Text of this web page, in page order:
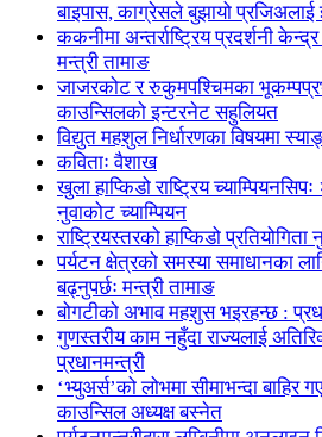
बाइपास, काग्रेसले बुझायो प्रजिअलाई
ककनीमा अन्तर्राष्ट्रिय प्रदर्शनी
मन्त्री तामाङ
जाजरकोट र रुकुमपश्चिमका
काउन्सिलको इन्टरनेट सहुलियत
विद्युत महशुल निर्धारणका विषयमा
कविताः वैशाख
खुला हाप्किडो राष्ट्रिय
नुवाकोट च्याम्पियन
राष्ट्रियस्तरको हाप्किडो
पर्यटन क्षेत्रको समस्या समाधानका
बढ्नुपर्छः मन्त्री तामाङ
बोगटीको अभाव महशुस भइरहन्छ :
गुणस्तरीय काम नहुँदा राज्यलाई
प्रधानमन्त्री
‘भ्युअर्स’को लोभमा सीमाभन्दा बाहिर
काउन्सिल अध्यक्ष बस्नेत